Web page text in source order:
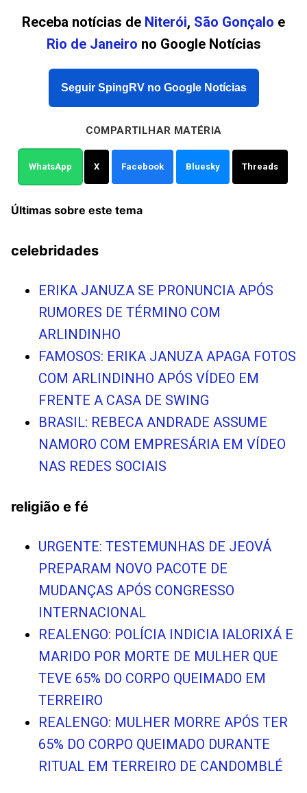
Receba notícias de Niterói, São Gonçalo e
Rio de Janeiro no Google Notícias
Seguir SpingRV no Google Notícias
COMPARTILHAR MATÉRIA
WhatsApp X Facebook Bluesky Threads
Últimas sobre este tema
celebridades
ERIKA JANUZA SE PRONUNCIA APÓS
RUMORES DE TÉRMINO COM
ARLINDINHO
FAMOSOS: ERIKA JANUZA APAGA FOTOS
COM ARLINDINHO APÓS VÍDEO EM
FRENTE A CASA DE SWING
BRASIL: REBECA ANDRADE ASSUME
NAMORO COM EMPRESÁRIA EM VÍDEO
NAS REDES SOCIAIS
religião e fé
URGENTE: TESTEMUNHAS DE JEOVÁ
PREPARAM NOVO PACOTE DE
MUDANÇAS APÓS CONGRESSO
INTERNACIONAL
REALENGO: POLÍCIA INDICIA IALORIXÁ E
MARIDO POR MORTE DE MULHER QUE
TEVE 65% DO CORPO QUEIMADO EM
TERREIRO
REALENGO: MULHER MORRE APÓS TER
65% DO CORPO QUEIMADO DURANTE
RITUAL EM TERREIRO DE CANDOMBLÉ